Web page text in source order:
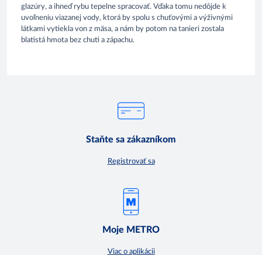
glazúry, a ihneď rybu tepelne spracovať. Vďaka tomu nedôjde k
uvoľneniu viazanej vody, ktorá by spolu s chuťovými a výživnými
látkami vytiekla von z mäsa, a nám by potom na tanieri zostala
blatistá hmota bez chuti a zápachu.
Staňte sa zákazníkom
Registrovať sa
Moje METRO
Viac o aplikácii